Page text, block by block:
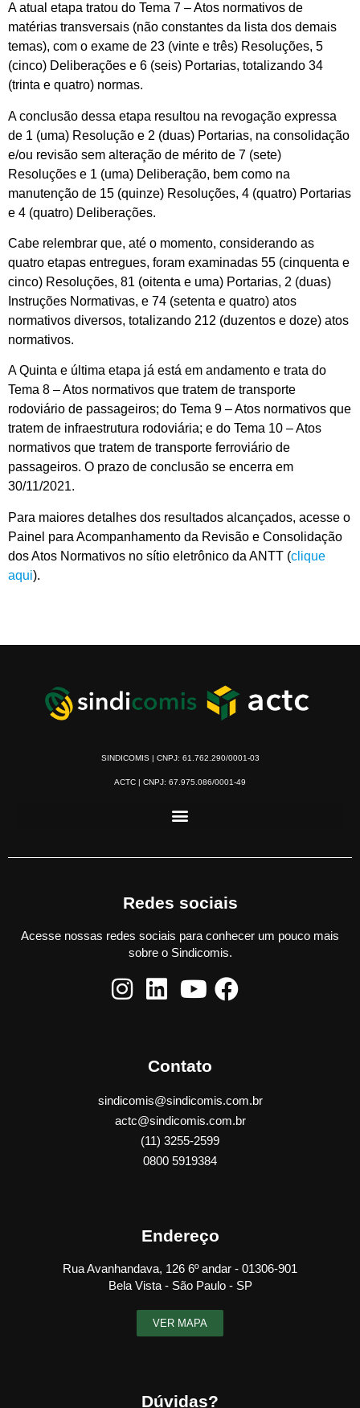
A atual etapa tratou do Tema 7 – Atos normativos de
matérias transversais (não constantes da lista dos demais
temas), com o exame de 23 (vinte e três) Resoluções, 5
(cinco) Deliberações e 6 (seis) Portarias, totalizando 34
(trinta e quatro) normas.
A conclusão dessa etapa resultou na revogação expressa
de 1 (uma) Resolução e 2 (duas) Portarias, na consolidação
e/ou revisão sem alteração de mérito de 7 (sete)
Resoluções e 1 (uma) Deliberação, bem como na
manutenção de 15 (quinze) Resoluções, 4 (quatro) Portarias
e 4 (quatro) Deliberações.
Cabe relembrar que, até o momento, considerando as
quatro etapas entregues, foram examinadas 55 (cinquenta e
cinco) Resoluções, 81 (oitenta e uma) Portarias, 2 (duas)
Instruções Normativas, e 74 (setenta e quatro) atos
normativos diversos, totalizando 212 (duzentos e doze) atos
normativos.
A Quinta e última etapa já está em andamento e trata do
Tema 8 – Atos normativos que tratem de transporte
rodoviário de passageiros; do Tema 9 – Atos normativos que
tratem de infraestrutura rodoviária; e do Tema 10 – Atos
normativos que tratem de transporte ferroviário de
passageiros. O prazo de conclusão se encerra em
30/11/2021.
Para maiores detalhes dos resultados alcançados, acesse o
Painel para Acompanhamento da Revisão e Consolidação
dos Atos Normativos no sítio eletrônico da ANTT (clique
aqui).
SINDICOMIS | CNPJ: 61.762.290/0001-03
ACTC | CNPJ: 67.975.086/0001-49
Redes sociais
Acesse nossas redes sociais para conhecer um pouco mais
sobre o Sindicomis.
Contato
sindicomis@sindicomis.com.br
actc@sindicomis.com.br
(11) 3255-2599
0800 5919384
Endereço
Rua Avanhandava, 126 6º andar - 01306-901
Bela Vista - São Paulo - SP
VER MAPA
Dúvidas?